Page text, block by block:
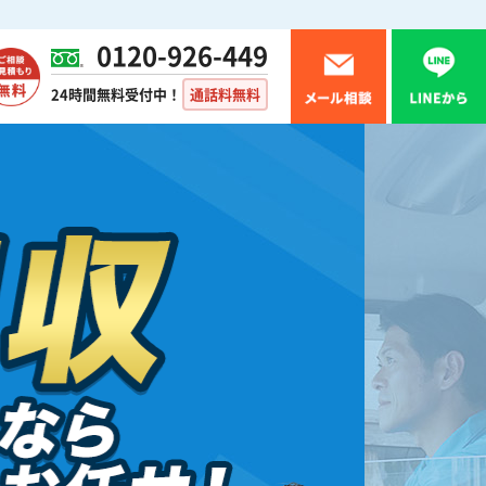
0120-926-449
24時間無料受付中！ 通話料無料